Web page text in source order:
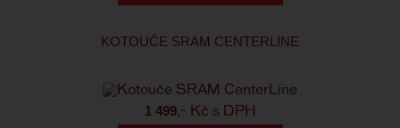
KOTOUČE SRAM CENTERLINE
1 499,- Kč s DPH